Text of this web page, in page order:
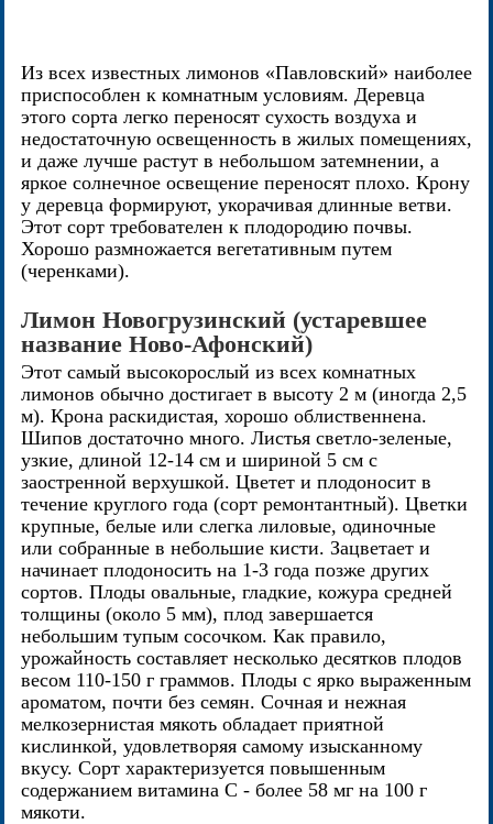
Из всех известных лимонов «Павловский» наиболее
приспособлен к комнатным условиям. Деревца
этого сорта легко переносят сухость воздуха и
недостаточную освещенность в жилых помещениях,
и даже лучше растут в небольшом затемнении, а
яркое солнечное освещение переносят плохо. Крону
у деревца формируют, укорачивая длинные ветви.
Этот сорт требователен к плодородию почвы.
Хорошо размножается вегетативным путем
(черенками).
Лимон Новогрузинский (устаревшее
название Ново-Афонский)
Этот самый высокорослый из всех комнатных
лимонов обычно достигает в высоту 2 м (иногда 2,5
м). Крона раскидистая, хорошо облиственнена.
Шипов достаточно много. Листья светло-зеленые,
узкие, длиной 12-14 см и шириной 5 см с
заостренной верхушкой. Цветет и плодоносит в
течение круглого года (сорт ремонтантный). Цветки
крупные, белые или слегка лиловые, одиночные
или собранные в небольшие кисти. Зацветает и
начинает плодоносить на 1-3 года позже других
сортов. Плоды овальные, гладкие, кожура средней
толщины (около 5 мм), плод завершается
небольшим тупым сосочком. Как правило,
урожайность составляет несколько десятков плодов
весом 110-150 г граммов. Плоды с ярко выраженным
ароматом, почти без семян. Сочная и нежная
мелкозернистая мякоть обладает приятной
кислинкой, удовлетворяя самому изысканному
вкусу. Сорт характеризуется повышенным
содержанием витамина С - более 58 мг на 100 г
мякоти.